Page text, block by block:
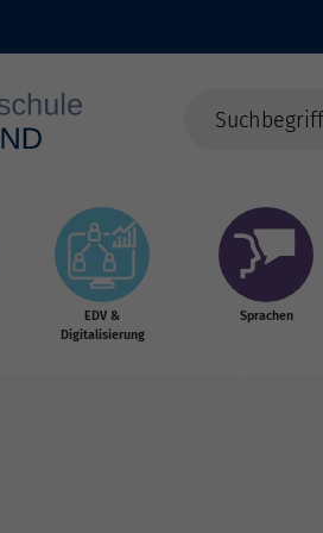
EDV &
Digitalisierung
Sprachen